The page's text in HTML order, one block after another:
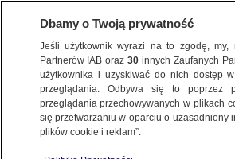
ŚWIAT
Dbamy o Twoją prywatność
Jeśli użytkownik wyrazi na to zgodę,
Partnerów IAB oraz30 innych Zaufanych
użytkownika i uzyskiwać do nich dostęp
przeglądania. Odbywa się to poprzez
przeglądania przechowywanych w plikach
się przetwarzaniu w oparciu o uzasadniony
plików cookie i reklam”.